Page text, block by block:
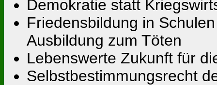
Demokratie statt
Friedensbildung in
Ausbildung zum Töten
Lebenswerte Zukunft für
Selbstbestimmungsrecht